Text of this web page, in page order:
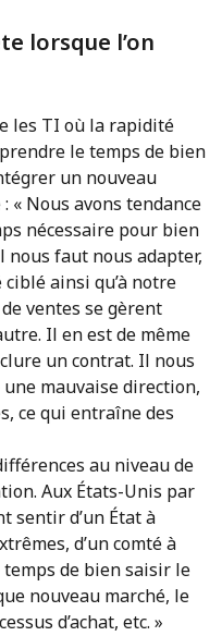
lorsque l’on
les TI où la rapidité
le temps de bien
un nouveau
« Nous avons tendance
nécessaire pour bien
nous faut nous adapter,
ainsi qu’à notre
ventes se gèrent
Il en est de même
un contrat. Il nous
mauvaise direction,
ce qui entraîne des
au niveau de
Aux États-Unis par
sentir d’un État à
d’un comté à
de bien saisir le
nouveau marché, le
d’achat, etc. »